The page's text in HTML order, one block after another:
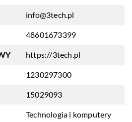
info@3tech.pl
48601673399
https://3tech.pl
1230297300
15029093
Technologia i komputery